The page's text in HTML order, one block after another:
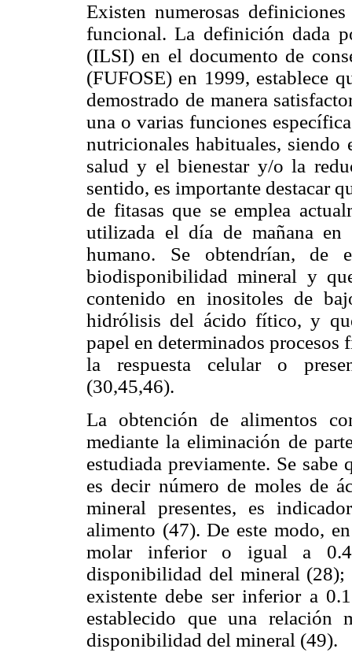
Existen numerosas
funcional. La definición dada
(ILSI) en el documento de
(FUFOSE) en 1999, establece
demostrado de manera
una o varias funciones
nutricionales habituales, siendo
salud y el bienestar y/o la
sentido, es importante destacar
de fitasas que se emplea
utilizada el día de mañana en
humano. Se obtendrían, de
biodisponibilidad mineral y
contenido en inositoles de
hidrólisis del ácido fítico, y
papel en determinados
la respuesta celular o
(30,45,46).
La obtención de alimentos
mediante la eliminación de
estudiada previamente. Se
es decir número de moles de
mineral presentes, es
alimento (47). De este modo,
molar inferior o igual a
disponibilidad del mineral
existente debe ser inferior a
establecido que una
disponibilidad del mineral (49).